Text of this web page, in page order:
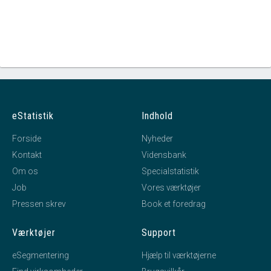
eStatistik
Forside
Kontakt
Om os
Job
Pressen skrev
Indhold
Nyheder
Vidensbank
Specialstatistik
Vores værktøjer
Book et foredrag
Værktøjer
eSegmentering
Support
Hjælp til værktøjerne